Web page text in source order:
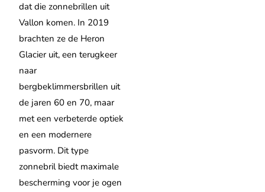
dat die zonnebrillen uit
Vallon komen. In 2019
brachten ze de Heron
Glacier uit, een terugkeer
naar
bergbeklimmersbrillen uit
de jaren 60 en 70, maar
met een verbeterde optiek
en een modernere
pasvorm. Dit type
zonnebril biedt maximale
bescherming voor je ogen